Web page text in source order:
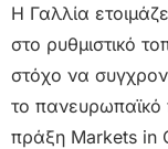
Η Γαλλία
στο ρυθμιστικό
στόχο να
το πανευρωπαϊκό
πράξη Markets in